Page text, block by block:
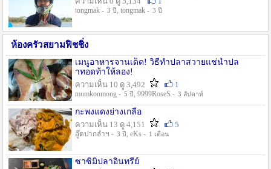
tongmak - 3 ปี , tongmak - 3 ปี
ห้องครัวสยามฟิชชิ่ง
เมนูอาหารจานเด็ด! วิธีทำปลาสวายแช่น้ำปล
าทอดท้าให้ลอง!
ความเห็น 10 ดู 3,492
1
mumkonmong - 5 ปี , 9999RoseS - 3 สัปดาห์
กะพงแดงย่างเกลือ
ความเห็น 13 ดู 4,151
5
อู๊ดปากลำฯ - 3 ปี , eKs - 1 เดือน
ซาซิมิปลาอินทรีย์